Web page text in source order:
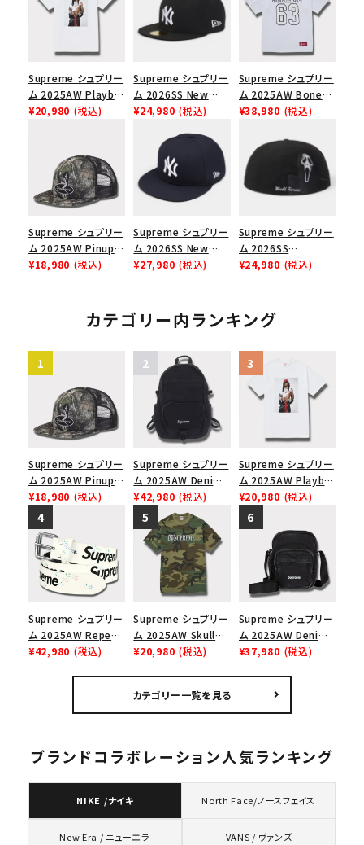
Supreme シュプリー
ム 2025AW Playboi
Carti Tee プレイボ
¥20,980 (税込)
Supreme シュプリー
ム 2026SS New
York Yankees New
クヤンキース ニュー
エラ キャップ ブラック
¥24,980 (税込)
Supreme シュプリー
ム 2025AW Bones
Football Jersey ボ
ジャージ ホワイト
¥38,980 (税込)
Supreme シュプリー
ム 2025AW Pinup
Mesh Back 5-Panel
ップ トゥルーティン
バーHTC フォールカ
¥18,980 (税込)
Supreme シュプリー
ム 2026SS New
York Yankees New
エラ キャップ ネイビ
ー
¥27,980 (税込)
Supreme シュプリー
ム 2026SS
Ghostface Box
クスロゴ ニューエラ
キャップ ブラック
¥24,980 (税込)
カテゴリー内ランキング
Supreme シュプリー
ム 2025AW Pinup
Mesh Back 5-Panel
Capピンアップ メッシ
ュバック 5パネルキャ
ップ トゥルーティン
バーHTC フォールカ
¥18,980 (税込)
Supreme シュプリー
ム 2025AW Denim
Backpack デニム バ
ックパック ブラック
¥42,980 (税込)
Supreme シュプリー
ム 2025AW Playboi
Carti Tee プレイボ
ーイカーティ Tシャツ
ホワイト
¥20,980 (税込)
Supreme シュプリー
ム 2025AW Repeat
Leather Belt リピー
¥42,980 (税込)
Supreme シュプリー
ム 2025AW Skull
Tee スカル Tシャ
¥20,980 (税込)
Supreme シュプリー
ム 2025AW Denim
Shoulder Bag デニ
¥37,980 (税込)
カテゴリー一覧を見る
ブランドコラボレーション人気ランキング
NIKE /ナイキ North Face/ノースフェイス
New Era / ニューエラ VANS / ヴァンズ